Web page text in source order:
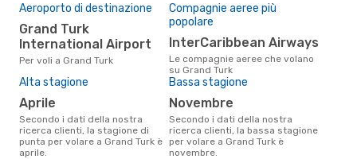
Aeroporto di destinazione
Grand Turk
International Airport
Per voli a Grand Turk
Compagnie aeree più
popolare
InterCaribbean Airways
Le compagnie aeree che volano
su Grand Turk
Alta stagione
aprile
Secondo i dati della nostra
ricerca clienti, la stagione di
punta per volare a Grand Turk è
aprile.
Bassa stagione
novembre
Secondo i dati della nostra
ricerca clienti, la bassa stagione
per volare a Grand Turk è
novembre.